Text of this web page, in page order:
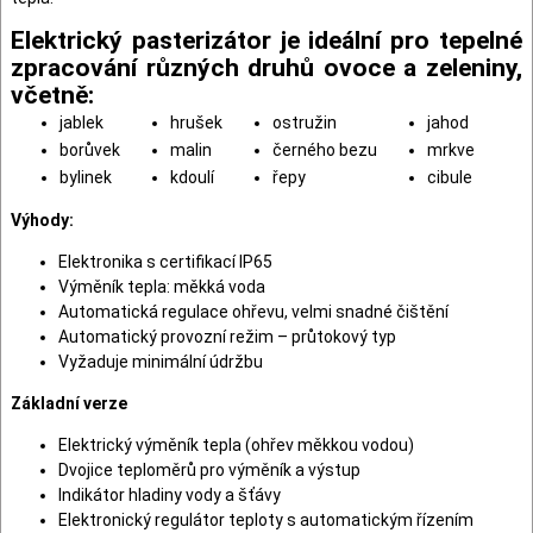
Elektrický pasterizátor je ideální pro tepelné
zpracování různých druhů ovoce a zeleniny,
včetně:
jablek hrušek ostružin
jahod
borůvek
malin černého bezu
mrkve
bylinek
kdoulí řepy cibule
Výhody:
Elektronika s certifikací IP65
Výměník tepla: měkká voda
Automatická regulace ohřevu, velmi snadné čištění
Automatický provozní režim – průtokový typ
Vyžaduje minimální údržbu
Základní verze
Elektrický výměník tepla (ohřev měkkou vodou)
Dvojice teploměrů pro výměník a výstup
Indikátor hladiny vody a šťávy
Elektronický regulátor teploty s automatickým řízením